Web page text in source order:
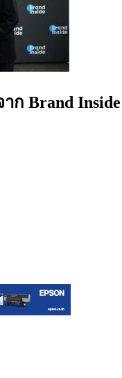
ก Brand Inside